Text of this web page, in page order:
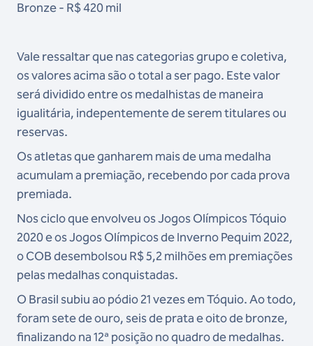
Bronze - R$ 420 mil
Vale ressaltar que nas categorias grupo e coletiva,
os valores acima são o total a ser pago. Este valor
será dividido entre os medalhistas de maneira
igualitária, indepentemente de serem titulares ou
reservas.
Os atletas que ganharem mais de uma medalha
acumulam a premiação, recebendo por cada prova
premiada.
Nos ciclo que envolveu os Jogos Olímpicos Tóquio
2020 e os Jogos Olímpicos de Inverno Pequim 2022,
o COB desembolsou R$ 5,2 milhões em premiações
pelas medalhas conquistadas.
O Brasil subiu ao pódio 21 vezes em Tóquio. Ao todo,
foram sete de ouro, seis de prata e oito de bronze,
finalizando na 12ª posição no quadro de medalhas.